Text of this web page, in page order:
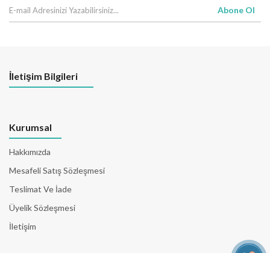
Abone Ol
İletişim Bilgileri
Kurumsal
Hakkımızda
Mesafeli Satış Sözleşmesi
Teslimat Ve İade
Üyelik Sözleşmesi
İletişim